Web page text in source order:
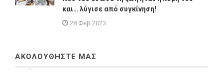
και… λύγισε από συγκίνηση!
28 Φεβ 2023
ΑΚΟΛΟΥΘΗΣΤΕ ΜΑΣ